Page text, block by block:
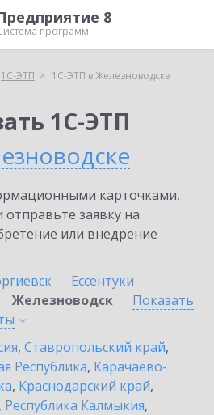
8
программ
1С-ЭТП 1С-ЭТП в Железноводске
1С-ЭТП
карточками,
заявку на
или внедрение
Ессентуки
Железноводск
Показать
, Ставропольский край,
Республика, Карачаево-
, Краснодарский край,
, Республика Калмыкия,